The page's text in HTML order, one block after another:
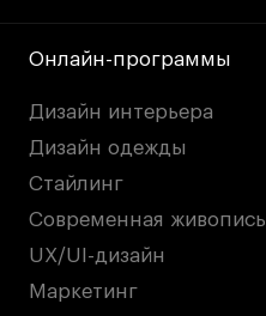
Онлайн-программы
Дизайн интерьера
Дизайн одежды
Стайлинг
Современная живопись
UX/UI-дизайн
Маркетинг